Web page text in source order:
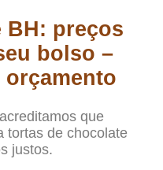
BH: preços
bolso –
orçamento
que
tortas de chocolate
justos.